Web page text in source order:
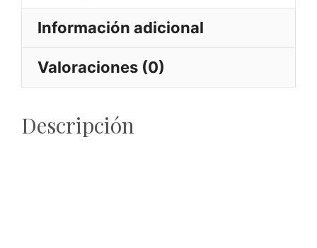
cantidad
Información adicional
Valoraciones (0)
Descripción